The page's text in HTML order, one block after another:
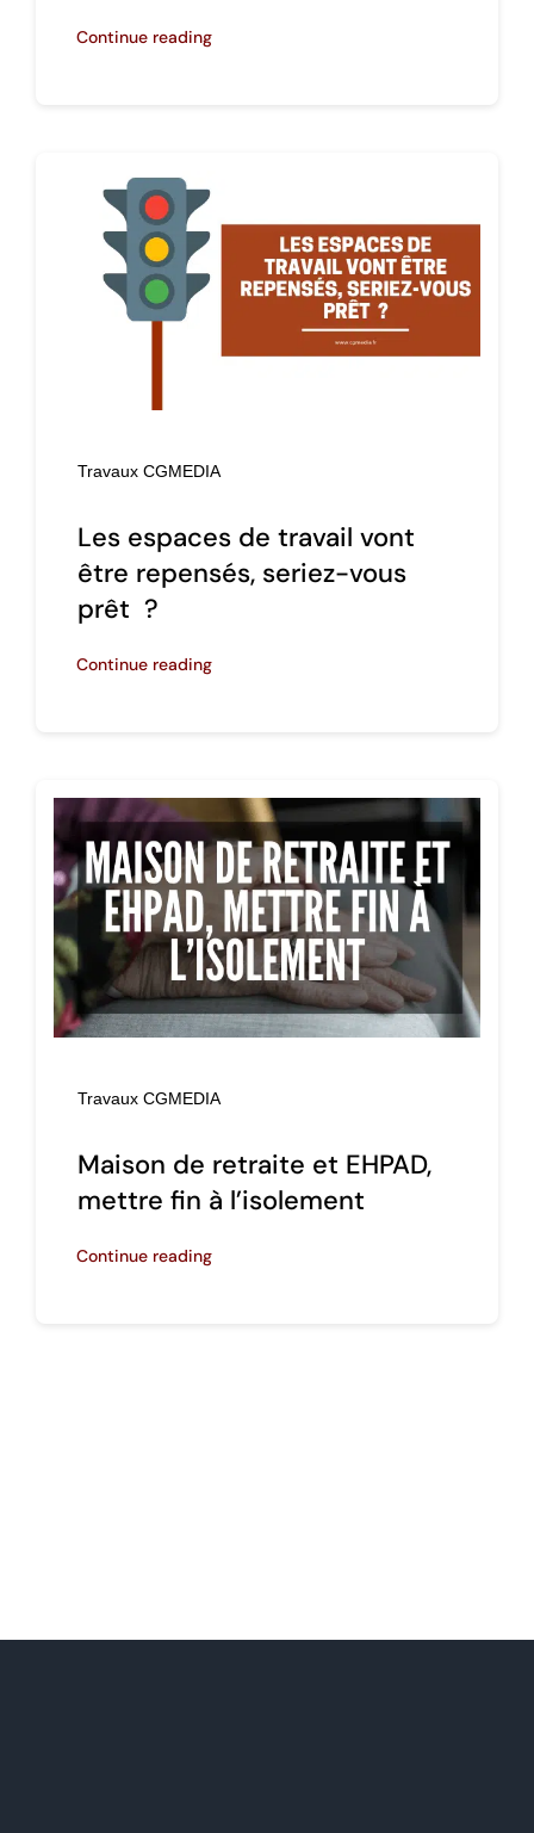
Continue reading
Travaux CGMEDIA
Les espaces de travail vont
être repensés, seriez-vous
prêt ?
Continue reading
Travaux CGMEDIA
Maison de retraite et EHPAD,
mettre fin à l’isolement
Continue reading